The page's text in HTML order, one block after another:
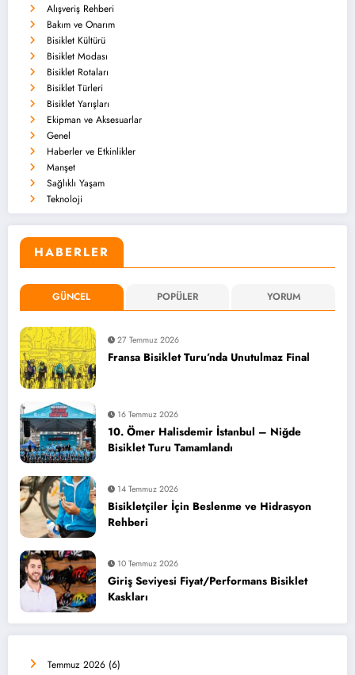
Alışveriş Rehberi
Bakım ve Onarım
Bisiklet Kültürü
Bisiklet Modası
Bisiklet Rotaları
Bisiklet Türleri
Bisiklet Yarışları
Ekipman ve Aksesuarlar
Genel
Haberler ve Etkinlikler
Manşet
Sağlıklı Yaşam
Teknoloji
HABERLER
GÜNCEL POPÜLER YORUM
27 Temmuz 2026
Fransa Bisiklet Turu’nda Unutulmaz Final
16 Temmuz 2026
10. Ömer Halisdemir İstanbul – Niğde
Bisiklet Turu Tamamlandı
14 Temmuz 2026
Bisikletçiler İçin Beslenme ve Hidrasyon
Rehberi
10 Temmuz 2026
Giriş Seviyesi Fiyat/Performans Bisiklet
Kaskları
Temmuz 2026 (6)